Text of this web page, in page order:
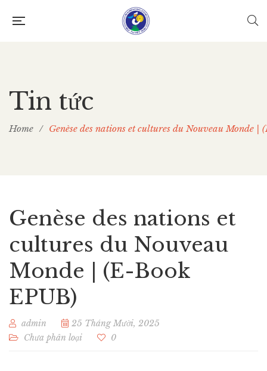
Tin tức
Home / Genèse des nations et cultures du Nouveau Monde |
Genèse des nations et
cultures du Nouveau
Monde | (E-Book
EPUB)
admin
25 Tháng Mười, 2025
Chưa phân loại
0